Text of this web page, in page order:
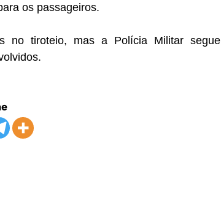
os passageiros.
no tiroteio, mas a Polícia Militar segue